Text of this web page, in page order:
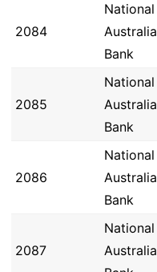
2084
National
Australia
Bank
2085
National
Australia
Bank
2086
National
Australia
Bank
2087
National
Australia